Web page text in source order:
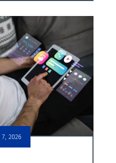
2026